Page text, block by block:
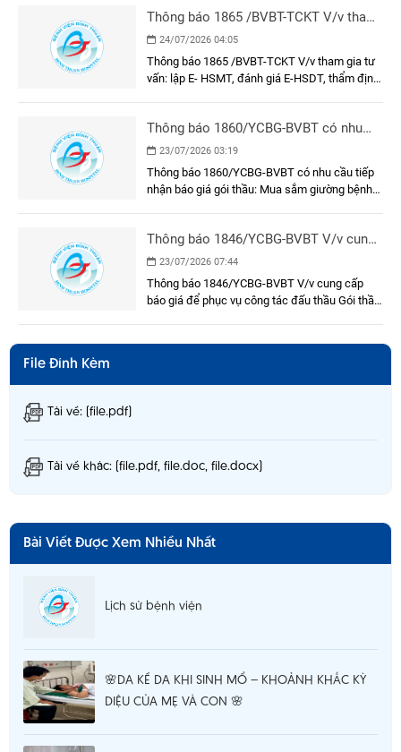
bướu
Thông báo 1865 /BVBT-TCKT V/v tham
gia tư vấn: lập E- HSMT, đánh giá E-
HSDT, thẩm định E-HSMT và kết quả
lựa chọn nhà thầu
24/07/2026 04:05
Thông báo 1865 /BVBT-TCKT V/v tham gia tư
vấn: lập E- HSMT, đánh giá E-HSDT, thẩm định
Thông báo 1860/YCBG-BVBT có nhu
cầu tiếp nhận báo giá gói thầu: Mua
sắm giường bệnh nhân cho khoa Nội A
23/07/2026 03:19
Thông báo 1860/YCBG-BVBT có nhu cầu tiếp
nhận báo giá gói thầu: Mua sắm giường bệnh
Thông báo 1846/YCBG-BVBT V/v cung
cấp báo giá để phục vụ công tác đấu
thầu Gói thầu: Mua sắm sinh phẩm
Test nhanh phát hiện virus bề mặt viêm
23/07/2026 07:44
Thông báo 1846/YCBG-BVBT V/v cung cấp
báo giá để phục vụ công tác đấu thầu Gói thầu:
File Đính Kèm
Tải về: (file.pdf)
Tải về khác: (file.pdf, file.doc, file.docx)
Bài Viết Được Xem Nhiều Nhất
Lịch sử bệnh viện
🌸DA KỀ DA KHI SINH MỔ – KHOẢNH KHẮC KỲ
DIỆU CỦA MẸ VÀ CON 🌸